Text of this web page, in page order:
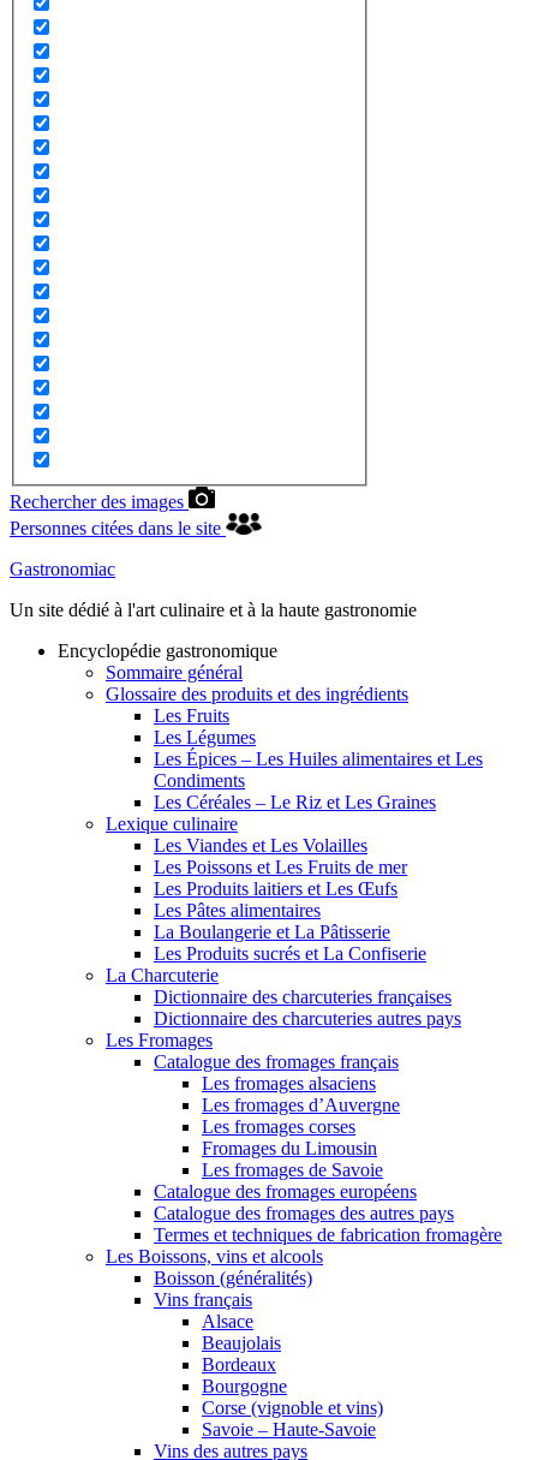
Rechercher des images
Personnes citées dans le site
Gastronomiac
Un site dédié à l'art culinaire et à la haute gastronomie
Encyclopédie gastronomique
Sommaire général
Glossaire des produits et des ingrédients
Les Fruits
Les Légumes
Les Épices – Les Huiles alimentaires et Les
Condiments
Les Céréales – Le Riz et Les Graines
Lexique culinaire
Les Viandes et Les Volailles
Les Poissons et Les Fruits de mer
Les Produits laitiers et Les Œufs
Les Pâtes alimentaires
La Boulangerie et La Pâtisserie
Les Produits sucrés et La Confiserie
La Charcuterie
Dictionnaire des charcuteries françaises
Dictionnaire des charcuteries autres pays
Les Fromages
Catalogue des fromages français
Les fromages alsaciens
Les fromages d’Auvergne
Les fromages corses
Fromages du Limousin
Les fromages de Savoie
Catalogue des fromages européens
Catalogue des fromages des autres pays
Termes et techniques de fabrication fromagère
Les Boissons, vins et alcools
Boisson (généralités)
Vins français
Alsace
Beaujolais
Bordeaux
Bourgogne
Corse (vignoble et vins)
Savoie – Haute-Savoie
Vins des autres pays